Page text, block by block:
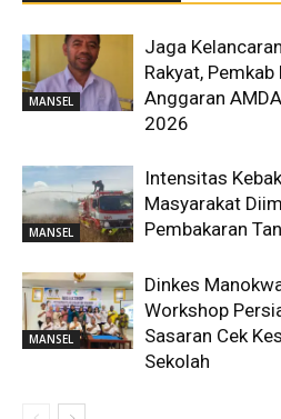
MANSEL
Jaga
Rakyat,
Anggaran
2026
MANSEL
Intensitas
Masyarakat
Pembakaran
MANSEL
Dinkes
Workshop
Sasaran Cek
Sekolah